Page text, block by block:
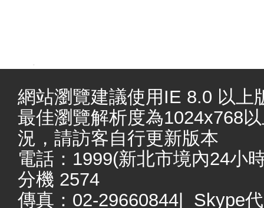
網站瀏覽建議使用IE 8.0 以上
最佳瀏覽解析度為1024x768
況，請訪客自行更新版本
電話：1999(新北市境內24小
分機 2574
傳真：02-29660844| Skype